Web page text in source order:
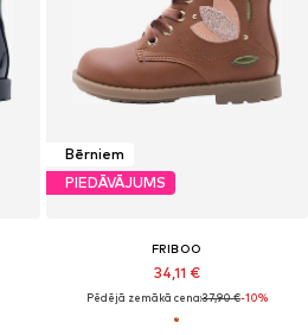
Bērniem
PIEDĀVĀJUMS
FRIBOO
34,11 €
Pēdējā zemākā cena:37,90 €-10%